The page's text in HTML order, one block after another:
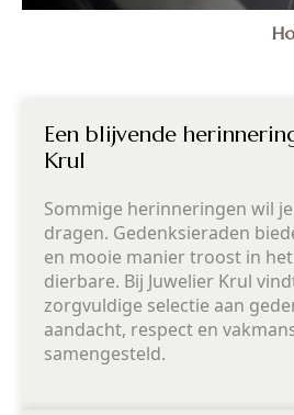
Een blijvende
Krul
Sommige herinneringen wil
dragen. Gedenksieraden
en mooie manier troost in
dierbare. Bij Juwelier Krul
zorgvuldige selectie aan
aandacht, respect en
samengesteld.